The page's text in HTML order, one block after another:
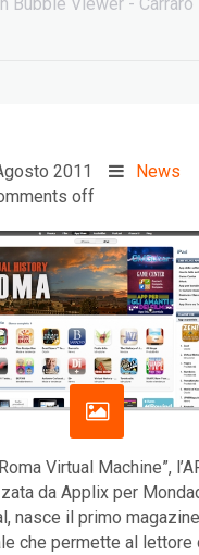
2011
News
off
Virtual Machine”,
da Applix per
nasce il primo magazine
che permette al lettore